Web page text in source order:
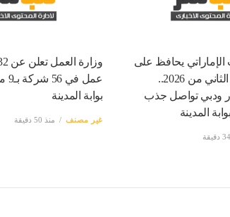
يحافظ على
قوته في الربع الثاني من 2026..
ودبي تواصل جذب
المدينة
بوابة المدينة
غير مصنف منذ 50 دقيقة